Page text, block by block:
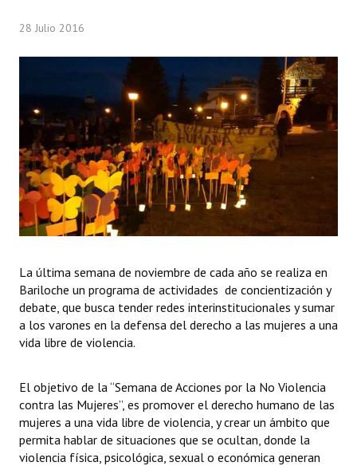
Comisiones Especiales
Concejales Mandato Cumplido
Programas
LEGISLACIÓN
Constitución Nacional
Constitución Provincial
Carta Orgánica 2007
Reglamento Interno
Digesto
DOCUMENTOS
Informes de Gestión
28 Julio 2016
La última semana de noviembre de cada año se realiza en
Bariloche un programa de actividades de concientización y
debate, que busca tender redes interinstitucionales y sumar
a los varones en la defensa del derecho a las mujeres a una
vida libre de violencia.
El objetivo de la “Semana de Acciones por la No Violencia
contra las Mujeres”, es promover el derecho humano de las
mujeres a una vida libre de violencia, y crear un ámbito que
permita hablar de situaciones que se ocultan, donde la
violencia física, psicológica, sexual o económica generan